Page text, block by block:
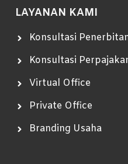
LAYANAN KAMI
Konsultasi
Konsultasi
Virtual Office
Private Office
Branding Usaha